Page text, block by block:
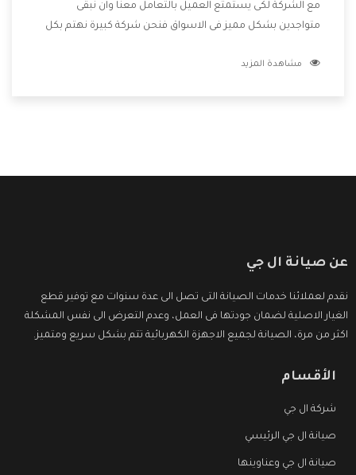
مع الشركة لكى يستمتع العميل بالتعامل معنا وان نبقى
متواجدين بشكل مميز فى الاسواق فنحن شركة كبيرة نهتم بكل
الشركة بها والتى تكون منها خدمة الصيانة التى تكون من أهم
مشاهدة المزيد
عن صيانة ال جي
نقدم لعملائنا خدمات الصيانة التى تصل الى عدة سنوات مع توفير قطع
الغيار الاصلية لضمان جودتها فى العمل، وعدم التعرض الى نفس المشكلة
اكثر من مرة، الصيانة لجميع الاجهزة الكهربائية تتم بشكل سريع ومتميز.
الأقسام
شركة ال جي
صيانة ال جي الرئيسي
صيانة ال جي وعناوينها